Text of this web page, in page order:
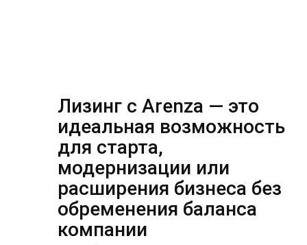
Лизинг с Arenza — это
идеальная возможность
для старта,
модернизации или
расширения бизнеса без
обременения баланса
компании